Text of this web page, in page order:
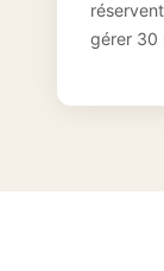
gérer 30